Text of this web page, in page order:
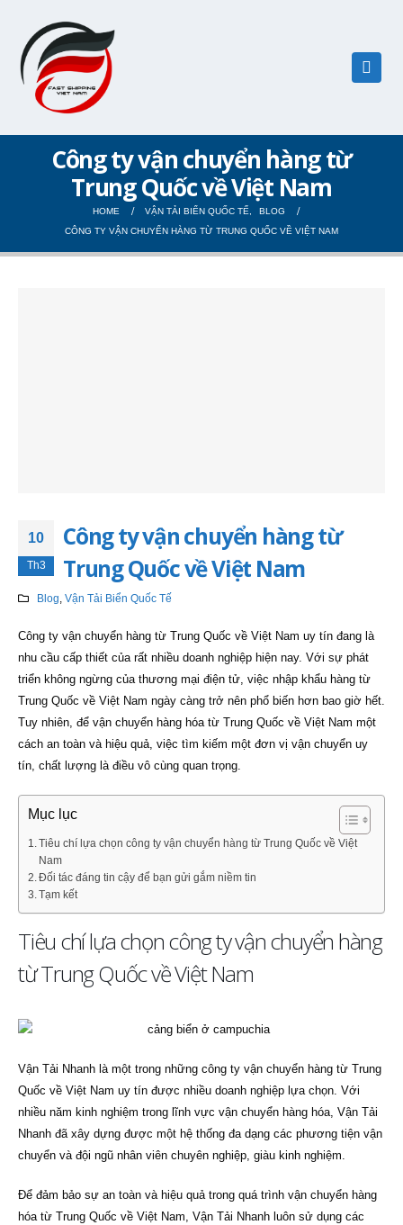
Công ty vận chuyển hàng từ
Trung Quốc về Việt Nam
HOME VẬN TẢI BIỂN QUỐC TẾ
BLOG
CÔNG TY VẬN CHUYỂN HÀNG TỪ TRUNG QUỐC VỀ VIỆT NAM
10
Th3
Công ty vận chuyển hàng từ
Trung Quốc về Việt Nam
Blog Vận Tải Biển Quốc Tế
Công ty vận chuyển hàng từ Trung Quốc về Việt Nam uy tín đang là
nhu cầu cấp thiết của rất nhiều doanh nghiệp hiện nay. Với sự phát
triển không ngừng của thương mại điện tử, việc nhập khẩu hàng từ
Trung Quốc về Việt Nam ngày càng trở nên phổ biến hơn bao giờ hết.
Tuy nhiên, để vận chuyển hàng hóa từ Trung Quốc về Việt Nam một
cách an toàn và hiệu quả, việc tìm kiếm một đơn vị vận chuyển uy
tín, chất lượng là điều vô cùng quan trọng.
Mục lục
Tiêu chí lựa chọn công ty vận chuyển hàng từ Trung Quốc về Việt
Nam
Đối tác đáng tin cậy để bạn gửi gắm niềm tin
Tạm kết
Tiêu chí lựa chọn công ty vận chuyển hàng
từ Trung Quốc về Việt Nam
Vận Tải Nhanh là một trong những công ty vận chuyển hàng từ Trung
Quốc về Việt Nam uy tín được nhiều doanh nghiệp lựa chọn. Với
nhiều năm kinh nghiệm trong lĩnh vực vận chuyển hàng hóa, Vận Tải
Nhanh đã xây dựng được một hệ thống đa dạng các phương tiện vận
chuyển và đội ngũ nhân viên chuyên nghiệp, giàu kinh nghiệm.
Để đảm bảo sự an toàn và hiệu quả trong quá trình vận chuyển hàng
hóa từ Trung Quốc về Việt Nam, Vận Tải Nhanh luôn sử dụng các